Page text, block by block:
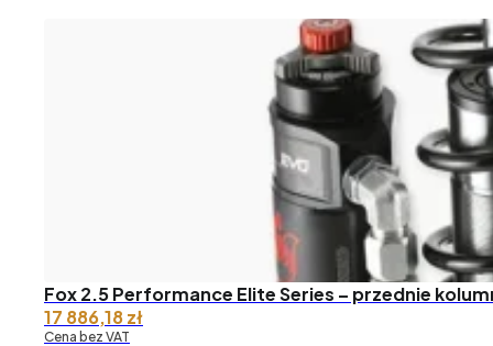
Fox 2.5 Performance Elite Series – przednie
17 886,18zł
Cena bez VAT